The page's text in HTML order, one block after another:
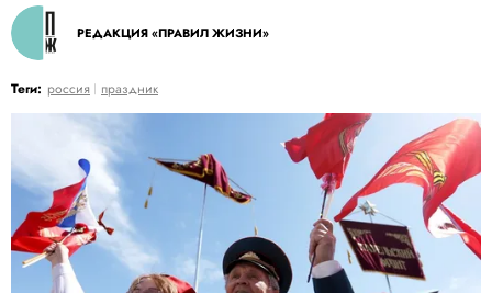
РЕДАКЦИЯ «ПРАВИЛ ЖИЗНИ»
Теги: россия праздник